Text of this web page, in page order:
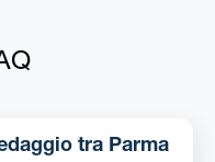
tra Parma